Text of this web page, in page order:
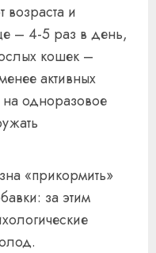
возраста и
– 4-5 раз в день,
кошек –
активных
одноразовое
«прикормить»
за этим